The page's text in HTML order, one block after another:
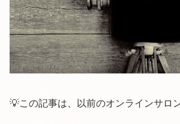
💡この記事は、以前のオンラインサロ